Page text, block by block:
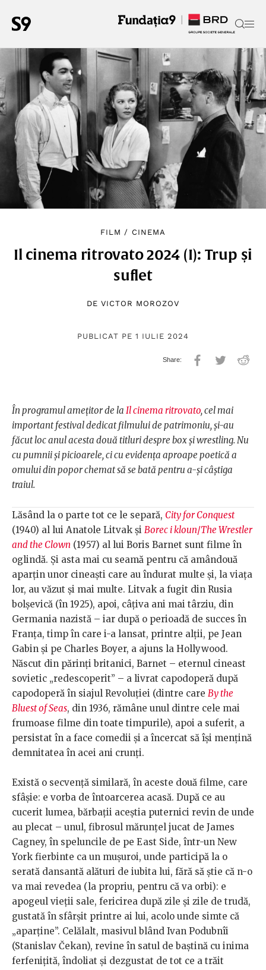
FILM / CINEMA
Il cinema ritrovato 2024 (I): Trup și
suflet
DE VICTOR MOROZOV
PUBLICAT PE 1 IULIE 2024
În programul amețitor de la Il cinema ritrovato, cel mai
important festival dedicat filmului de patrimoniu, și-au
făcut loc anul acesta două titluri despre box și wrestling. Nu
cu pumnii și picioarele, ci cu evidența aproape poetică a
omului din popor chemat să se bată pentru a-și câștiga
traiul.
Lăsând la o parte tot ce le separă, City for Conquest
(1940) al lui Anatole Litvak și Borec i kloun/The Wrestler
and the Clown (1957) al lui Boris Barnet sunt filme în
oglindă. Și asta mai cu seamă pentru că amândouă
aparțin unor cineaști care au îndurat multe și, la viața
lor, au văzut și mai multe. Litvak a fugit din Rusia
bolșevică (în 1925), apoi, câțiva ani mai târziu, din
Germania nazistă – iar după o perioadă de succes în
Franța, timp în care i-a lansat, printre alții, pe Jean
Gabin și pe Charles Boyer, a ajuns la Hollywood.
Născut din părinți britanici, Barnet – eternul cineast
sovietic „redescoperit” – a livrat capodoperă după
capodoperă în siajul Revoluției (dintre care By the
Bluest of Seas, din 1936, rămâne unul dintre cele mai
frumoase filme din toate timpurile), apoi a suferit, a
persistat în a face comedii și a încercat să își mențină
demnitatea în acei ani crunți.
Există o secvență similară, în aceste două filme, care
sfâșie: e vorba de întoarcerea acasă. După ce au
cucerit lumea, bărbații aceștia puternici revin de unde
au plecat – unul, fibrosul mărunțel jucat de James
Cagney, în speluncile de pe East Side, într-un New
York fierbinte ca un mușuroi, unde participă la o
serată dansantă alături de iubita lui, fără să știe că n-o
va mai revedea (la propriu, pentru că va orbi): e
apogeul vieții sale, fericirea după zile și zile de trudă,
gustată în sfârșit printre ai lui, acolo unde simte că
„aparține”. Celălalt, masivul blând Ivan Podubnîi
(Stanislav Čekan), revine în satul de baștină cu inima
ferfenițită, îndoliat și dezgustat de tot ce a trăit